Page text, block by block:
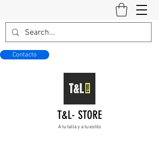
Contacto
T&L- STORE
A tu talla y a tu estilo